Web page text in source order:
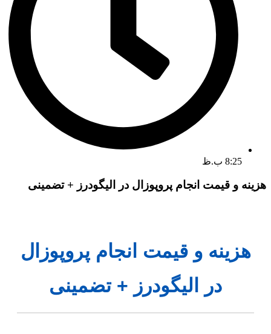
8:25 ب.ظ
هزینه و قیمت انجام پروپوزال در الیگودرز + تضمینی
هزینه و قیمت انجام پروپوزال
در الیگودرز + تضمینی